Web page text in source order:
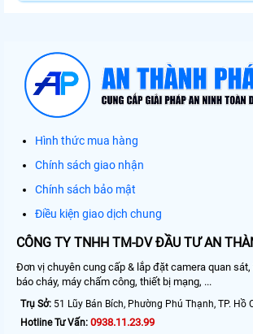
Hình thức mua hàng
Chính sách giao nhận
Chính sách bảo mật
Điều kiện giao dịch chung
CÔNG TY TNHH TM-DV ĐẦU TƯ AN
Đơn vị chuyên cung cấp & lắp đặt camera quan
báo cháy, máy chấm công, thiết bị mạng, ...
Trụ Sở: 51 Lũy Bán Bích, Phường Phú Thạnh, TP. Hồ
Hotline Tư Vấn: 0938.11.23.99